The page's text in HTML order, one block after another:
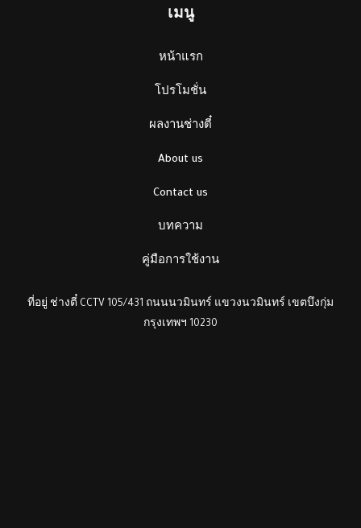
เมนู
หน้าแรก
โปรโมชั่น
ผลงานช่างตี๋
About us
Contact us
บทความ
คู่มือการใช้งาน
ที่อยู่ ช่างตี๋ CCTV 105/431 ถนนนวมินทร์ แขวงนวมินทร์ เขตบึงกุ่ม
กรุงเทพฯ 10230